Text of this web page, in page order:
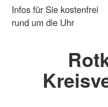
Infos für Sie kostenfrei
rund um die Uhr